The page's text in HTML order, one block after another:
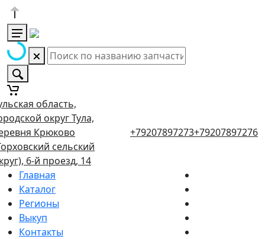
область,
округ Тула,
Крюково
сельский
6-й проезд, 14
+79207897273+79207897276
Главная
Каталог
Регионы
Выкуп
Контакты